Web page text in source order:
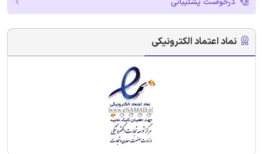
نماد اعتماد الکترونیکی